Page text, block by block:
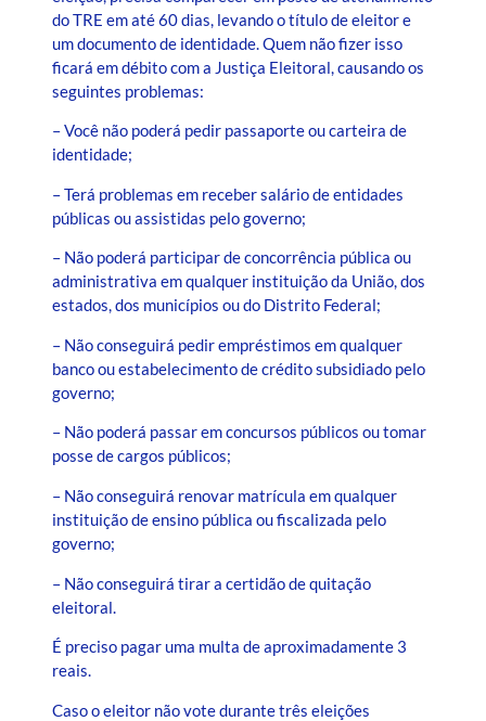
do TRE em até 60 dias, levando o título de eleitor e
um documento de identidade. Quem não fizer isso
ficará em débito com a Justiça Eleitoral, causando os
seguintes problemas:
– Você não poderá pedir passaporte ou carteira de
identidade;
– Terá problemas em receber salário de entidades
públicas ou assistidas pelo governo;
– Não poderá participar de concorrência pública ou
administrativa em qualquer instituição da União, dos
estados, dos municípios ou do Distrito Federal;
– Não conseguirá pedir empréstimos em qualquer
banco ou estabelecimento de crédito subsidiado pelo
governo;
– Não poderá passar em concursos públicos ou tomar
posse de cargos públicos;
– Não conseguirá renovar matrícula em qualquer
instituição de ensino pública ou fiscalizada pelo
governo;
– Não conseguirá tirar a certidão de quitação
eleitoral.
É preciso pagar uma multa de aproximadamente 3
reais.
Caso o eleitor não vote durante três eleições